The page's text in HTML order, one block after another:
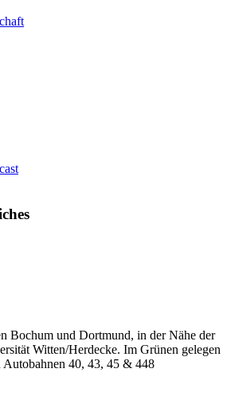
Bochum und Dortmund, in der Nähe der
Witten/Herdecke. Im Grünen gelegen
Autobahnen 40, 43, 45 & 448